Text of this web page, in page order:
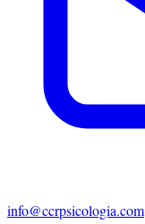
info@ccrpsicologia.com